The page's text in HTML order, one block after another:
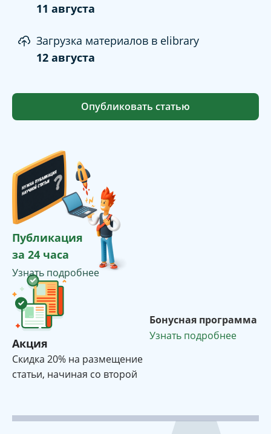
11 августа
Загрузка материалов в elibrary
12 августа
Опубликовать статью
Публикация
за 24 часа
Узнать подробнее
Акция
Cкидка 20% на размещение
статьи, начиная со второй
Бонусная программа
Узнать подробнее